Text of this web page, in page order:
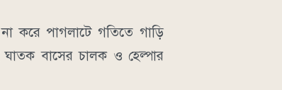
করে পাগলাটে গতিতে গাড়ি
ঘাতক বাসের চালক ও হেল্পার